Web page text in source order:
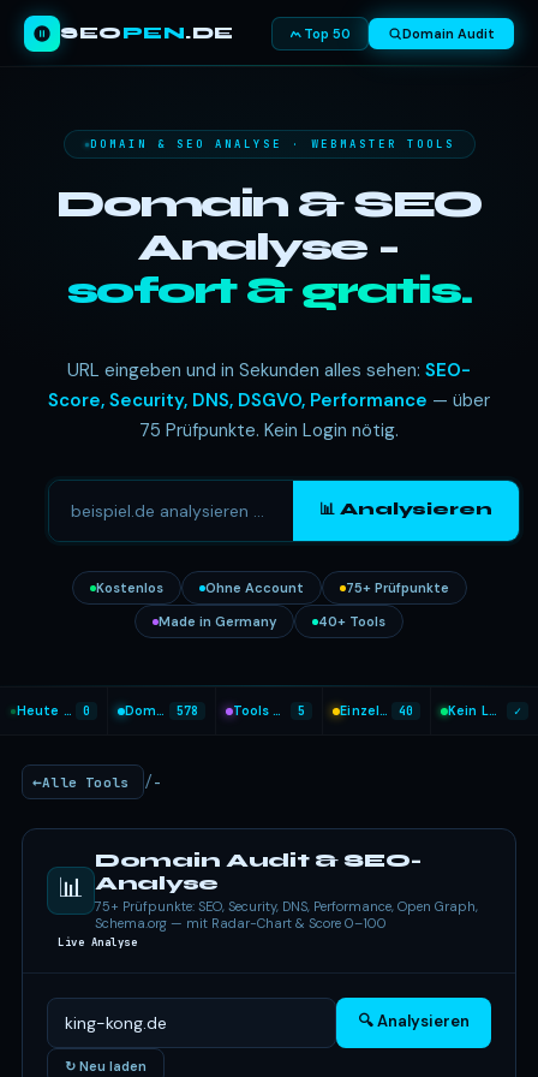
SEOPEN.DE Top 50 Domain Audit
DOMAIN & SEO ANALYSE · WEBMASTER TOOLS
Domain & SEO
Analyse -
sofort & gratis.
URL eingeben und in Sekunden alles sehen: SEO-
Score, Security, DNS, DSGVO, Performance — über
75 Prüfpunkte. Kein Login nötig.
📊 Analysieren
Kostenlos Ohne Account
75+ Prüfpunkte
Made in Germany
40+ Tools
Heute analysiert 0 Domains geprüft 578 Tools heute genutzt 5 Einzel-Tools 40 Kein Login nötig ✓
Alle Tools / -
📊
Domain Audit & SEO-
Analyse
75+ Prüfpunkte: SEO, Security, DNS, Performance, Open Graph,
Schema.org — mit Radar-Chart & Score 0–100
Live Analyse
🔍 Analysieren
↻ Neu laden